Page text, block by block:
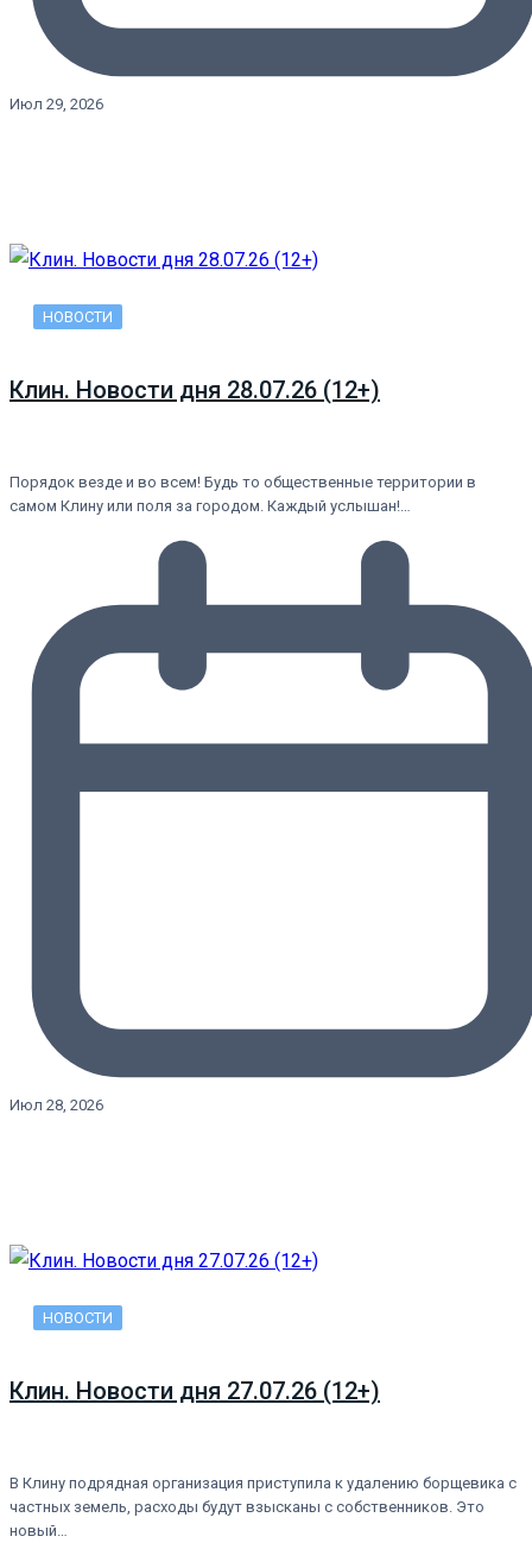
Июл 29, 2026
НОВОСТИ
Клин. Новости дня 28.07.26 (12+)
Порядок везде и во всем! Будь то общественные территории в
самом Клину или поля за городом. Каждый услышан!…
Июл 28, 2026
НОВОСТИ
Клин. Новости дня 27.07.26 (12+)
В Клину подрядная организация приступила к удалению борщевика с
частных земель, расходы будут взысканы с собственников. Это
новый…